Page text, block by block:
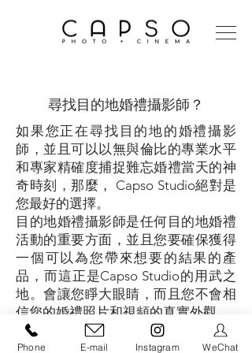
尋找目的地婚禮攝影師？
如果您正在尋找目的地的婚禮攝影
師，並且可以以無與倫比的專業水平
和專家精確度捕捉難忘婚禮當天的神
奇時刻，那麼， Capso Studio絕對是
您最好的選擇。
目的地婚禮攝影師是任何目的地婚禮
活動的重要方面，並且您要確保獲得
一個可以為您帶來想要的結果的產
品，而這正是Capso Studio的用武之
地。會讓您睜大眼睛，而且您不會相
信您的婚禮照片和視頻的真實外觀。
我們的服務和整體質量往往是不言而
喻的，我們以前的任何客戶都會告訴
Phone E-mail Instagram WeChat